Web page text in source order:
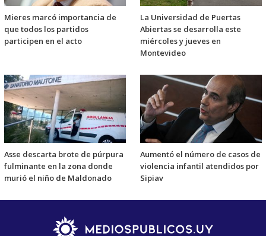
Mieres marcó importancia de
que todos los partidos
participen en el acto
La Universidad de Puertas
Abiertas se desarrolla este
miércoles y jueves en
Montevideo
Asse descarta brote de púrpura
fulminante en la zona donde
murió el niño de Maldonado
Aumentó el número de casos de
violencia infantil atendidos por
Sipiav